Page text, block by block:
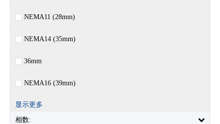
NEMA11 (28mm)
NEMA14 (35mm)
36mm
NEMA16 (39mm)
显示更多
相数: